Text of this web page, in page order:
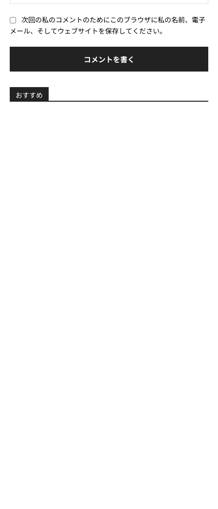
*ェ
次回の私のコメントのためにこのブラウザに私の名前、電子
メール、そしてウェブサイトを保存してください。
おすすめ